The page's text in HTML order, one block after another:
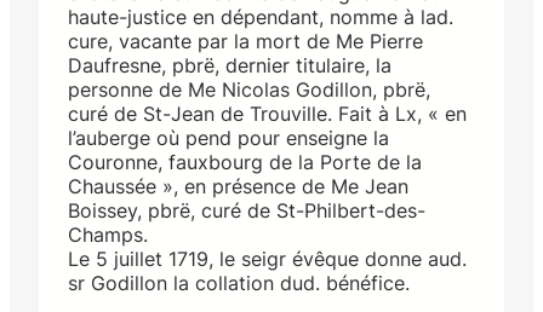
haute-justice en dépendant, nomme à lad.
cure, vacante par la mort de Me Pierre
Daufresne, pbrë, dernier titulaire, la
personne de Me Nicolas Godillon, pbrë,
curé de St-Jean de Trouville. Fait à Lx, « en
l’auberge où pend pour enseigne la
Couronne, fauxbourg de la Porte de la
Chaussée », en présence de Me Jean
Boissey, pbrë, curé de St-Philbert-des-
Champs.
Le 5 juillet 1719, le seigr évêque donne aud.
sr Godillon la collation dud. bénéfice.